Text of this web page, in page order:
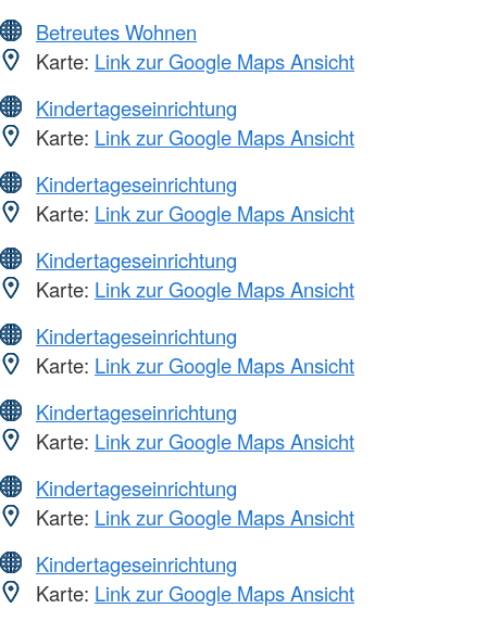
Betreutes Wohnen
Karte: Link zur Google Maps Ansicht
Kindertageseinrichtung
Karte: Link zur Google Maps Ansicht
Kindertageseinrichtung
Karte: Link zur Google Maps Ansicht
Kindertageseinrichtung
Karte: Link zur Google Maps Ansicht
Kindertageseinrichtung
Karte: Link zur Google Maps Ansicht
Kindertageseinrichtung
Karte: Link zur Google Maps Ansicht
Kindertageseinrichtung
Karte: Link zur Google Maps Ansicht
Kindertageseinrichtung
Karte: Link zur Google Maps Ansicht